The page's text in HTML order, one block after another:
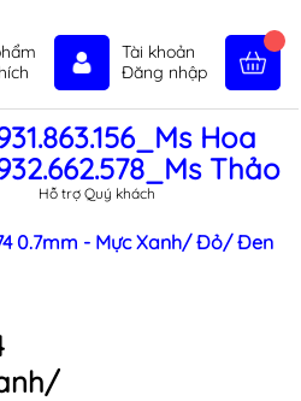
Tài khoản
Đăng nhập
tức Liên hệ Chính sách
Hoa
Thảo
Hỗ trợ Quý khách
0.7mm - Mực Xanh/ Đỏ/ Đen